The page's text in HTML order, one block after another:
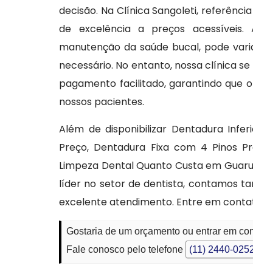
decisão. Na Clínica Sangoleti,
de excelência a preços
manutenção da saúde bucal, pode
necessário. No entanto, nossa clínica
pagamento facilitado, garantindo que
nossos pacientes.
Além de disponibilizar Dentadura
Preço, Dentadura Fixa com 4 Pinos
Limpeza Dental Quanto Custa em
líder no setor de dentista, contamos
excelente atendimento. Entre em
Gostaria de um orçamento ou entrar em
Fale conosco pelo telefone
(11) 2440-